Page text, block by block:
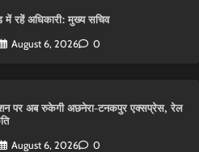
में रहें अधिकारी: मुख्य सचिव
August 6, 2026 0
पर अब रुकेगी अछनेरा-टनकपुर एक्सप्रेस, रेल
August 6, 2026 0